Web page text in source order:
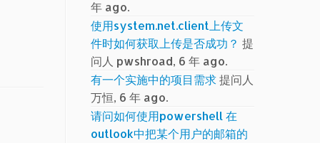
年 ago.
使用system.net.client上传文
件时如何获取上传是否成功？ 提
问人 pwshroad, 6 年 ago.
有一个实施中的项目需求提问人
万恒, 6 年 ago.
请问如何使用powershell 在
outlook中把某个用户的邮箱的